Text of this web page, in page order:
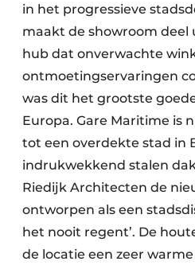
in het progressieve
maakt de showroom deel
hub dat onverwachte
ontmoetingservaringen
was dit het grootste
Europa. Gare Maritime is
tot een overdekte stad in
indrukwekkend stalen
Riedijk Architecten de
ontworpen als een
het nooit regent’. De
de locatie een zeer